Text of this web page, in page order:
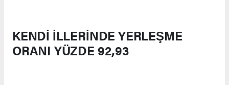
KENDİ İLLERİNDE YERLEŞME
ORANI YÜZDE 92,93